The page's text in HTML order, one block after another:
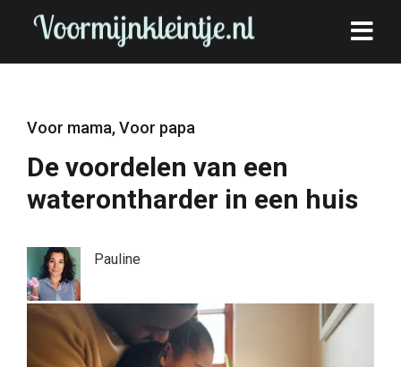
Voor mama,Voor papa
De voordelen van een
waterontharder in een huis
Pauline